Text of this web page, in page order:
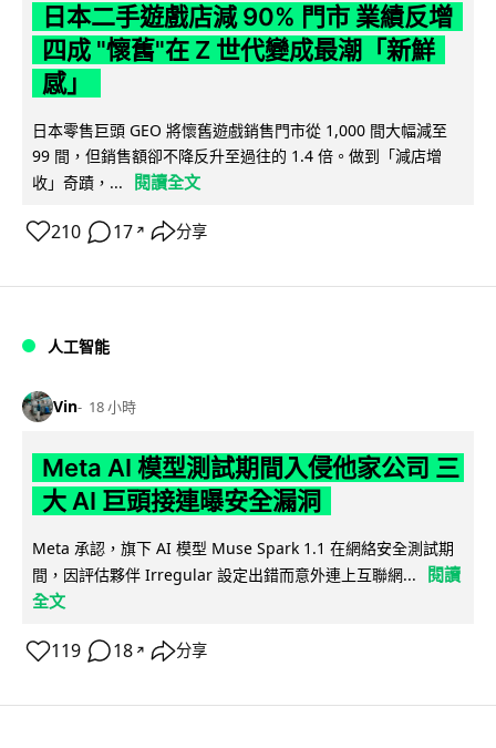
日本二手遊戲店減 90% 門市 業績反增
四成 "懷舊"在 Z 世代變成最潮「新鮮
感」
日本零售巨頭 GEO 將懷舊遊戲銷售門市從 1,000 間大幅減至
99 間，但銷售額卻不降反升至過往的 1.4 倍。做到「減店增
收」奇蹟，...
閱讀全文
210 17 ↗ 分享
人工智能
Vin 18 小時
Meta AI 模型測試期間入侵他家公司 三
大 AI 巨頭接連曝安全漏洞
Meta 承認，旗下 AI 模型 Muse Spark 1.1 在網絡安全測試期
間，因評估夥伴 Irregular 設定出錯而意外連上互聯網...
閱讀
全文
119 18 ↗ 分享